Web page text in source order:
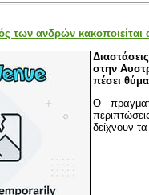
των ανδρών κακοποιείται
στην
πέσει
Ο
δείχνουν τα